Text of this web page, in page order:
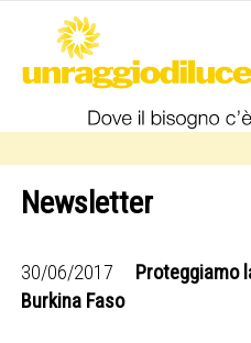
Newsletter
30/06/2017
Proteggiamo
Burkina Faso